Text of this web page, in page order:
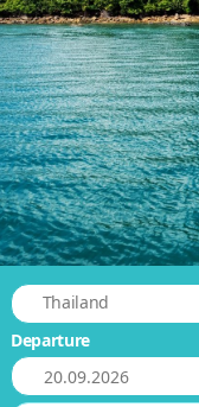
Thailand
Departure